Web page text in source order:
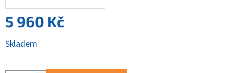
5 960 Kč
cena:
Skladem